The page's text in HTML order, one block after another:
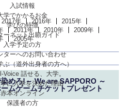
入試情報
学でかかるお金
学びの特徴
ーネット出願ガイド
入学予定の方
ターへのお問い合わせ
ぶ（道外出身者の方へ）
Voice 話せる、大学。
に入学を決めた理由
赤本オンライン
保護者の方
2017年 2016年
2015年
2011年 2010年
2009年
2005年
めろ!～ We are SAPPORO ～
ムゲームチケットプレゼント